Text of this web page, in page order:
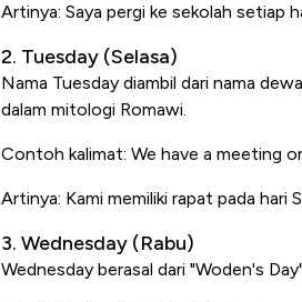
Artinya: Saya pergi ke sekolah setiap
2. Tuesday (Selasa)
Nama Tuesday diambil dari nama
dalam mitologi Romawi.
Contoh kalimat: We have a meeting
Artinya: Kami memiliki rapat pada hari
3. Wednesday (Rabu)
Wednesday berasal dari "Woden's
Bangkit dari Kubur!